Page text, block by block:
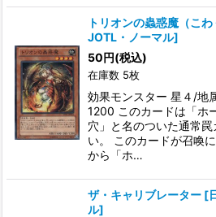
トリオンの蟲惑魔（こわ
JOTL・ノーマル]
50円(税込)
在庫数 5枚
効果モンスター 星４/地
1200 このカードは「ホ
穴」と名のついた通常
い。 このカードが召喚
から「ホ…
ザ・キャリブレーター [
ル]